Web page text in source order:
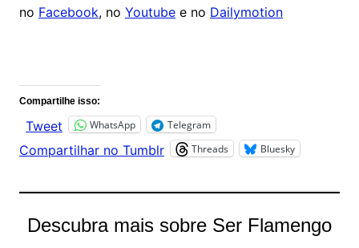
no Facebook, no Youtubee no Dailymotion
Compartilhe isso:
Tweet WhatsApp Telegram
Compartilhar no Tumblr Threads Bluesky
Descubra mais sobre Ser Flamengo